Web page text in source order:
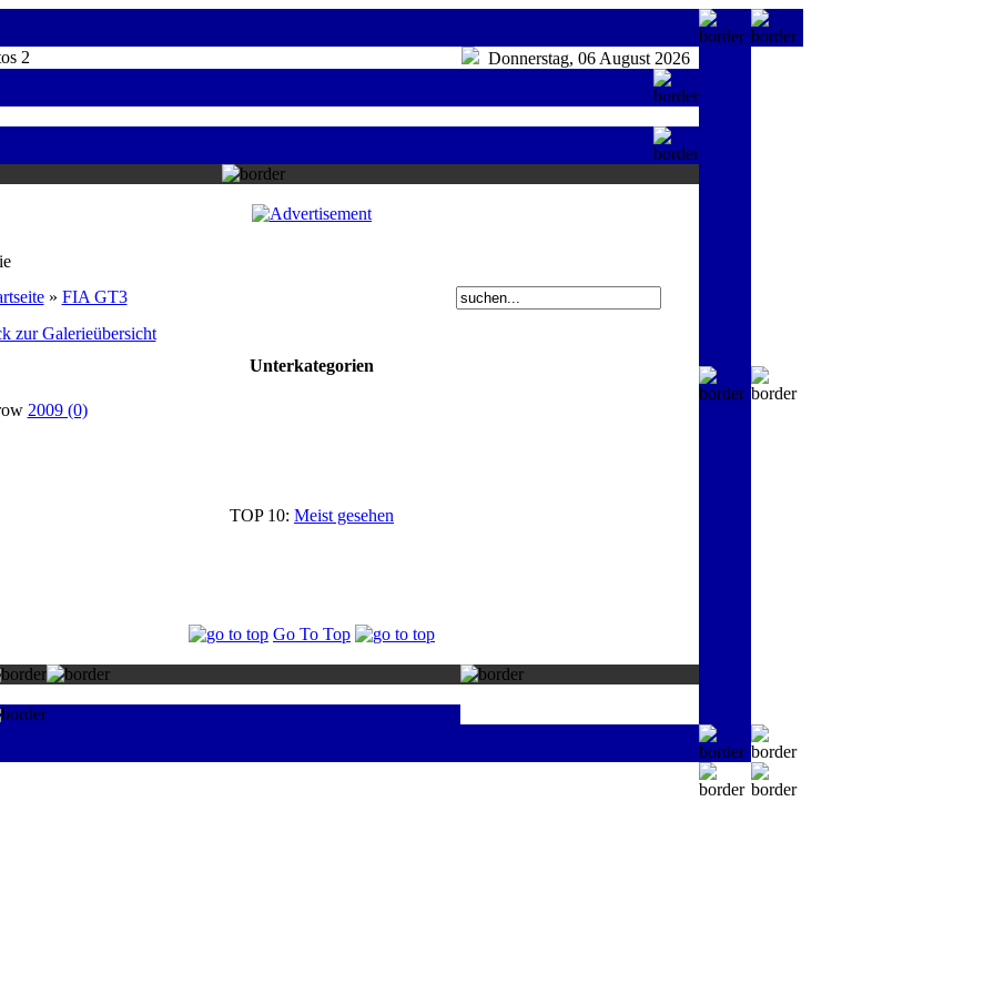
2 Donnerstag, 06 August 2026
» FIA GT3
zur Galerieübersicht
Unterkategorien
2009 (0)
TOP 10: Meist gesehen
Go To Top